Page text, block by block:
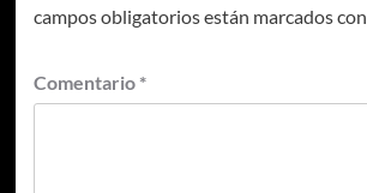
campos obligatorios están marcados con
Comentario *